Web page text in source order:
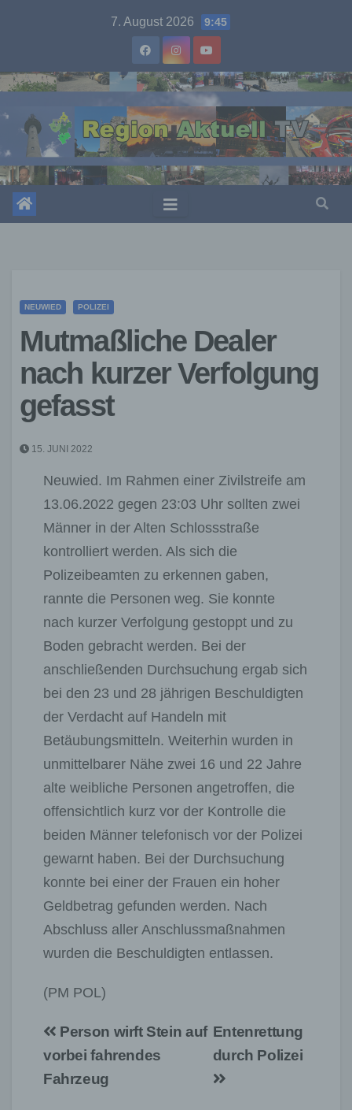
7. August 2026 9:45
NEUWIED POLIZEI
Mutmaßliche Dealer
nach kurzer Verfolgung
gefasst
15. JUNI 2022
Neuwied. Im Rahmen einer Zivilstreife am
13.06.2022 gegen 23:03 Uhr sollten zwei
Männer in der Alten Schlossstraße
kontrolliert werden. Als sich die
Polizeibeamten zu erkennen gaben,
rannte die Personen weg. Sie konnte
nach kurzer Verfolgung gestoppt und zu
Boden gebracht werden. Bei der
anschließenden Durchsuchung ergab sich
bei den 23 und 28 jährigen Beschuldigten
der Verdacht auf Handeln mit
Betäubungsmitteln. Weiterhin wurden in
unmittelbarer Nähe zwei 16 und 22 Jahre
alte weibliche Personen angetroffen, die
offensichtlich kurz vor der Kontrolle die
beiden Männer telefonisch vor der Polizei
gewarnt haben. Bei der Durchsuchung
konnte bei einer der Frauen ein hoher
Geldbetrag gefunden werden. Nach
Abschluss aller Anschlussmaßnahmen
wurden die Beschuldigten entlassen.
(PM POL)
BeitragsnavigationEntenrettung
durch Polizei
Person wirft Stein auf
vorbei fahrendes
Fahrzeug